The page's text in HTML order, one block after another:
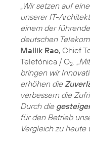
„Wir setzen auf
unserer IT-
einem der
deutschen
Mallik Rao, Chief
Telefónica / O2.
bringen wir
erhöhen die
verbessern die
Durch die
für den Betrieb
Vergleich zu heute